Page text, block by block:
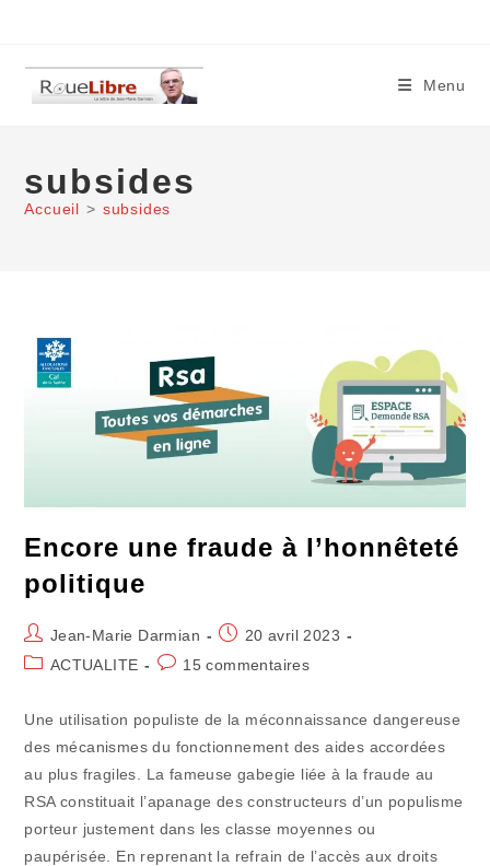
content
Menu
subsides
Accueil > subsides
Encore une fraude à l’honnêteté
politique
Auteur/autrice
de
Jean-Marie Darmian
Publication
20 avril 2023
PostACTUALITE
Commentaires
15 commentaires
Une utilisation populiste de la méconnaissance dangereuse
des mécanismes du fonctionnement des aides accordées
au plus fragiles. La fameuse gabegie liée à la fraude au
RSA constituait l’apanage des constructeurs d’un populisme
porteur justement dans les classe moyennes ou
paupérisée. En reprenant la refrain de l’accès aux droits